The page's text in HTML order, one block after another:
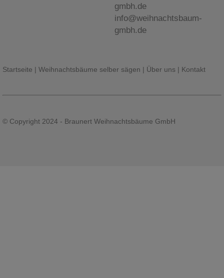
gmbh.de
info@weihnachtsbaum-
gmbh.de
Startseite | Weihnachtsbäume selber sägen | Über uns | Kontakt
© Copyright 2024 - Braunert Weihnachtsbäume GmbH